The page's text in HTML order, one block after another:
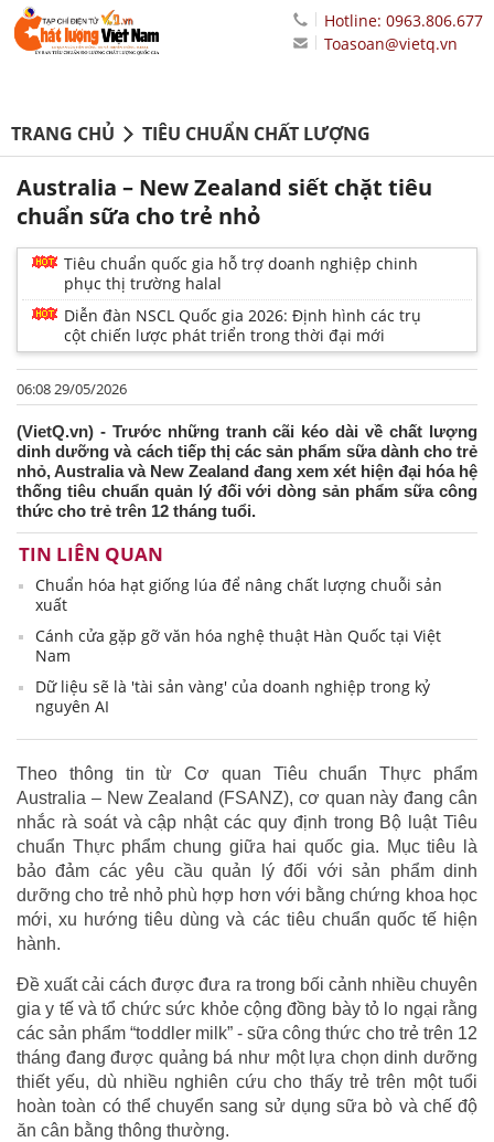
Hotline: 0963.806.677
Toasoan@vietq.vn
TRANG CHỦ TIÊU CHUẨN CHẤT LƯỢNG
Australia – New Zealand siết chặt tiêu
chuẩn sữa cho trẻ nhỏ
Tiêu chuẩn quốc gia hỗ trợ doanh nghiệp chinh
phục thị trường halal
Diễn đàn NSCL Quốc gia 2026: Định hình các trụ
cột chiến lược phát triển trong thời đại mới
06:08 29/05/2026
(VietQ.vn) - Trước những tranh cãi kéo dài về chất lượng
dinh dưỡng và cách tiếp thị các sản phẩm sữa dành cho trẻ
nhỏ, Australia và New Zealand đang xem xét hiện đại hóa hệ
thống tiêu chuẩn quản lý đối với dòng sản phẩm sữa công
thức cho trẻ trên 12 tháng tuổi.
TIN LIÊN QUAN
Chuẩn hóa hạt giống lúa để nâng chất lượng chuỗi sản
xuất
Cánh cửa gặp gỡ văn hóa nghệ thuật Hàn Quốc tại Việt
Nam
Dữ liệu sẽ là 'tài sản vàng' của doanh nghiệp trong kỷ
nguyên AI
Theo thông tin từ Cơ quan Tiêu chuẩn Thực phẩm
Australia – New Zealand (FSANZ), cơ quan này đang cân
nhắc rà soát và cập nhật các quy định trong Bộ luật Tiêu
chuẩn Thực phẩm chung giữa hai quốc gia. Mục tiêu là
bảo đảm các yêu cầu quản lý đối với sản phẩm dinh
dưỡng cho trẻ nhỏ phù hợp hơn với bằng chứng khoa học
mới, xu hướng tiêu dùng và các tiêu chuẩn quốc tế hiện
hành.
Đề xuất cải cách được đưa ra trong bối cảnh nhiều chuyên
gia y tế và tổ chức sức khỏe cộng đồng bày tỏ lo ngại rằng
các sản phẩm “toddler milk” - sữa công thức cho trẻ trên 12
tháng đang được quảng bá như một lựa chọn dinh dưỡng
thiết yếu, dù nhiều nghiên cứu cho thấy trẻ trên một tuổi
hoàn toàn có thể chuyển sang sử dụng sữa bò và chế độ
ăn cân bằng thông thường.